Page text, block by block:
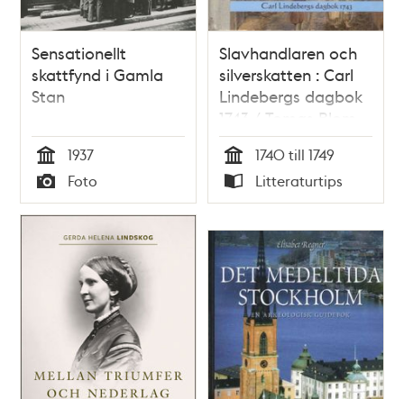
Sensationellt
skattfynd i Gamla
Stan
Tid
1937
Typ
Foto
Slavhandlaren och
silverskatten : Carl
Lindebergs dagbok
1743 / Tomas Blom
Tid
1740 till 1749
Typ
Litteraturtips